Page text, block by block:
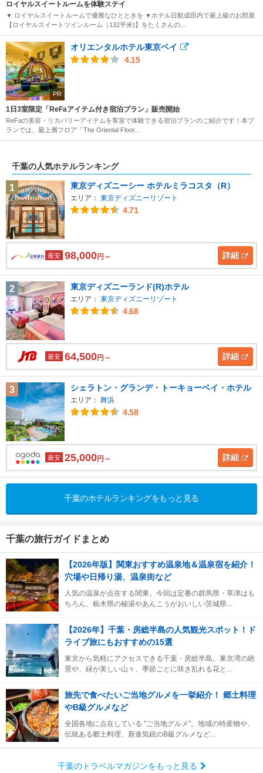
ロイヤルスイートルームを体験ステイ
▼ ロイヤルスイートルームで優雅なひとときを ▼ホテル日航成田内で最上級のお部屋
【ロイヤルスイートツインルーム（132平米)】をたくさんの...
PR
オリエンタルホテル東京ベイ
4.15
1日3室限定「ReFaアイテム付き宿泊プラン」販売開始
ReFaの美容・リカバリーアイテムを客室で体験できる宿泊プランのご紹介です！本プ
ランでは、最上層フロア「The Oriental Floor...
千葉の人気ホテルランキング
1 東京ディズニーシー ホテルミラコスタ（R）
エリア： 東京ディズニーリゾート
4.71
最安 98,000円～ 詳細
2 東京ディズニーランド(R)ホテル
エリア： 東京ディズニーリゾート
4.68
最安 64,500円～ 詳細
3 シェラトン・グランデ・トーキョーベイ・ホテル
エリア： 舞浜
4.58
最安 25,000円～ 詳細
千葉のホテルランキングをもっと見る
千葉の旅行ガイドまとめ
【2026年版】関東おすすめ温泉地＆温泉宿を紹介！
穴場や日帰り湯、温泉街など
人気の温泉が点在する関東。今回は定番の群馬県・草津はも
ちろん、栃木県の秘湯やあんこうがおいしい茨城県...
【2026年】千葉・房総半島の人気観光スポット！ド
ライブ旅にもおすすめの15選
東京から気軽にアクセスできる千葉・房総半島。東京湾の絶
景や、緑が美しい山々、季節ごとに咲き乱れる花と...
旅先で食べたいご当地グルメを一挙紹介！ 郷土料理
やB級グルメなど
全国各地に点在している "ご当地グルメ"。地域の特産物や、
伝統ある郷土料理、新進気鋭のB級グルメなど...
千葉のトラベルマガジンをもっと見る